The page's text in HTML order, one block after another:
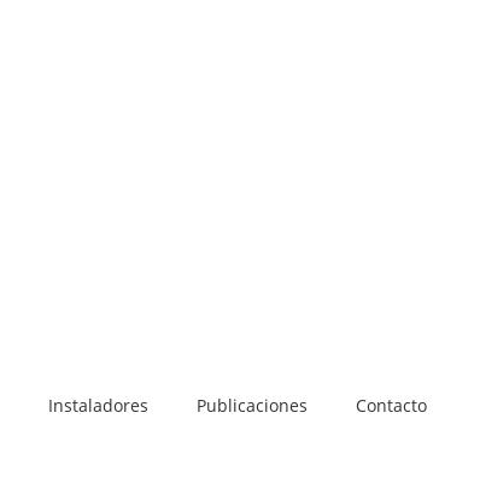
Instaladores Publicaciones Contacto